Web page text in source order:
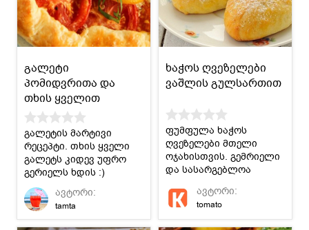
გალეტი
პომიდვრითა და
თხის ყველით
გალეტის მარტივი
რეცეპტი. თხის ყველი
გალეტს კიდევ უფრო
გერიელს ხდის :)
ავტორი:
tamta
ხაჭოს ღვეზელები
ვაშლის გულსართით
ფუმფულა ხაჭოს
ღვეზელები მთელი
ოჯახისთვის. გემრიელი
და სასარგებლოა
ავტორი:
tomato